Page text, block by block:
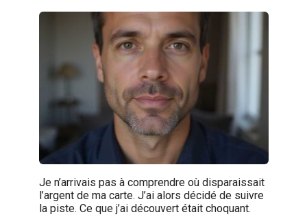
Je n’arrivais pas à comprendre où disparaissait
l’argent de ma carte. J’ai alors décidé de suivre
la piste. Ce que j’ai découvert était choquant.